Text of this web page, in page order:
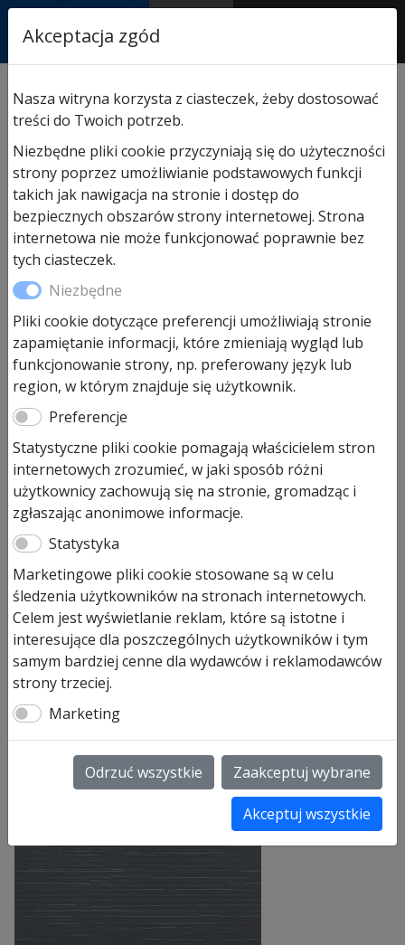
AUTORYZOWANY
PARTNER & SERWIS
Hormann Slategrain 2500×2250 RAL7016
Brama garażowa Hormann
Slategrain 2500×2250 RAL7016
4 646,00
Produkt dostępny na zamówienie
ilość
Brama
garażowa
Hormann
Slategrain
2500x2250
RAL7016
Dodaj do koszyka
Brama garażowa Hormann
Slategrain w klorze RAL7016
Brama segmentowa Hormann struktura Slategrain –
imitacja „łupka”.
Akceptacja zgód
Nasza witryna korzysta z ciasteczek, żeby dostosować
treści do Twoich potrzeb.
Niezbędne pliki cookie przyczyniają się do użyteczności
strony poprzez umożliwianie podstawowych funkcji
takich jak nawigacja na stronie i dostęp do
bezpiecznych obszarów strony internetowej. Strona
internetowa nie może funkcjonować poprawnie bez
tych ciasteczek.
Niezbędne
Pliki cookie dotyczące preferencji umożliwiają stronie
zapamiętanie informacji, które zmieniają wygląd lub
funkcjonowanie strony, np. preferowany język lub
region, w którym znajduje się użytkownik.
Preferencje
Statystyczne pliki cookie pomagają właścicielem stron
internetowych zrozumieć, w jaki sposób różni
użytkownicy zachowują się na stronie, gromadząc i
zgłaszając anonimowe informacje.
Statystyka
Marketingowe pliki cookie stosowane są w celu
śledzenia użytkowników na stronach internetowych.
Celem jest wyświetlanie reklam, które są istotne i
interesujące dla poszczególnych użytkowników i tym
samym bardziej cenne dla wydawców i reklamodawców
strony trzeciej.
Marketing
Odrzuć wszystkie Zaakceptuj wybrane
Akceptuj wszystkie